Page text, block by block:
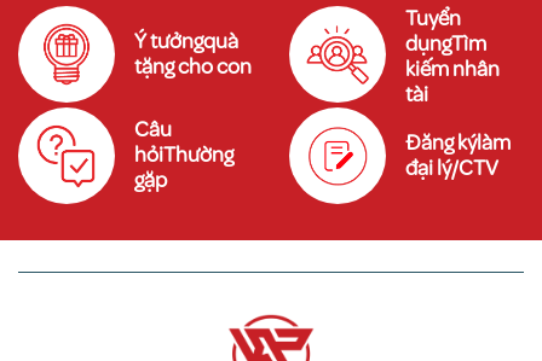
Ý tưởngquà
tặng cho con
Tuyển
dụngTìm
kiếm nhân
tài
Câu
hỏiThường
gặp
Đăng kýlàm
đại lý/CTV